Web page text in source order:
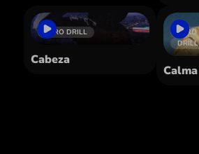
AFRO DRILL
Cabeza
AFRO
DRILL
Calma